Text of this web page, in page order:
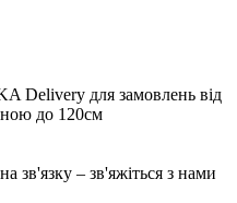
Delivery для замовлень від
до 120см
зв'язку – зв'яжіться з нами